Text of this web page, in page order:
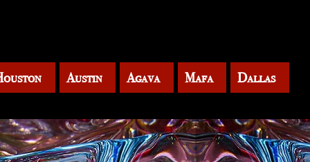
Austin Agava Mafa Dallas